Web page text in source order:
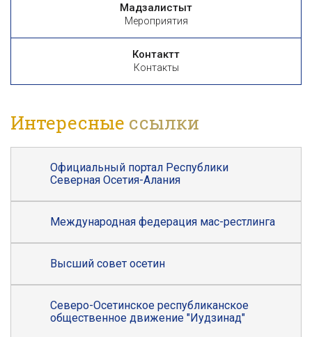
Мадзалистытӕ
Мероприятия
Контакттӕ
Контакты
Интересные ссылки
Официальный портал Республики
Северная Осетия-Алания
Международная федерация мас-рестлинга
Высший совет осетин
Северо-Осетинское республиканское
общественное движение "Иудзинад"